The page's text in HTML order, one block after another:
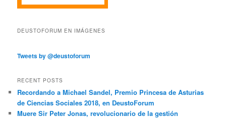
DEUSTOFORUM EN IMÁGENES
Tweets by @deustoforum
RECENT POSTS
Recordando a Michael Sandel, Premio Princesa de Asturias
de Ciencias Sociales 2018, en DeustoForum
Muere Sir Peter Jonas, revolucionario de la gestión